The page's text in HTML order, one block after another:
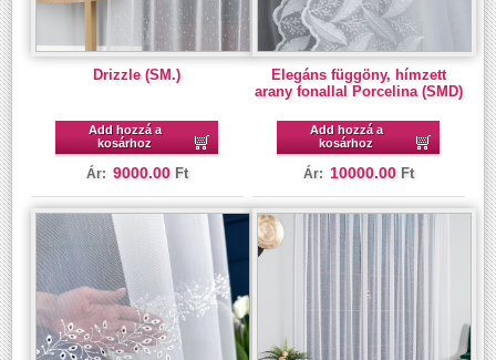
Drizzle (SM.)
Add hozzá a
kosárhoz
Ár: 9000.00 Ft
Elegáns függöny, hímzett
arany fonallal Porcelina (SMD)
Add hozzá a
kosárhoz
Ár: 10000.00 Ft